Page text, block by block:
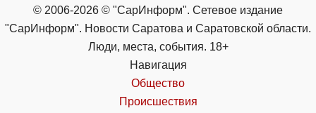
© 2006-2026 © "СарИнформ". Сетевое издание
"СарИнформ". Новости Саратова и Саратовской области.
Люди, места, события. 18+
Навигация
Общество
Происшествия